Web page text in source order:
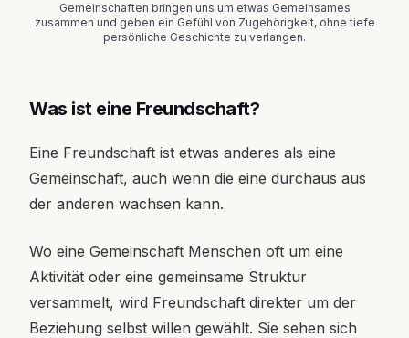
Gemeinschaften bringen uns um etwas Gemeinsames
zusammen und geben ein Gefühl von Zugehörigkeit, ohne tiefe
persönliche Geschichte zu verlangen.
Was ist eine Freundschaft?
Eine Freundschaft ist etwas anderes als eine
Gemeinschaft, auch wenn die eine durchaus aus
der anderen wachsen kann.
Wo eine Gemeinschaft Menschen oft um eine
Aktivität oder eine gemeinsame Struktur
versammelt, wird Freundschaft direkter um der
Beziehung selbst willen gewählt. Sie sehen sich